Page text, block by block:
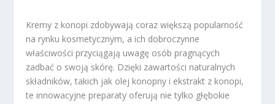
Kremy z konopi zdobywają coraz większą popularność
na rynku kosmetycznym, a ich dobroczynne
właściwości przyciągają uwagę osób pragnących
zadbać o swoją skórę. Dzięki zawartości naturalnych
składników, takich jak olej konopny i ekstrakt z konopi,
te innowacyjne preparaty oferują nie tylko głębokie